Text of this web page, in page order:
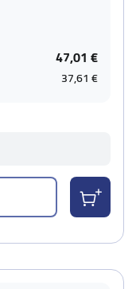
47,01 €
37,61 €